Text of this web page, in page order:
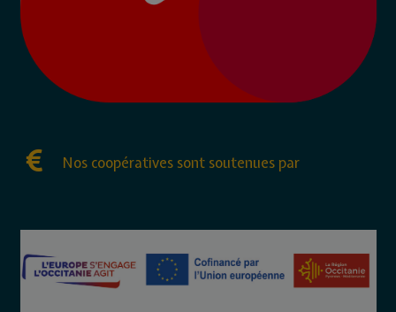
Nos coopératives sont soutenues par